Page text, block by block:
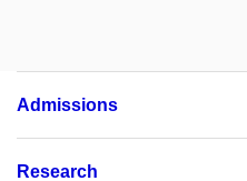
Admissions
Research